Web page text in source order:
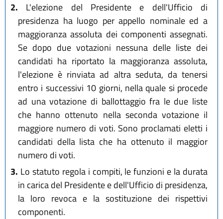
2. L'elezione del Presidente e dell'Ufficio di
presidenza ha luogo per appello nominale ed a
maggioranza assoluta dei componenti assegnati.
Se dopo due votazioni nessuna delle liste dei
candidati ha riportato la maggioranza assoluta,
l'elezione è rinviata ad altra seduta, da tenersi
entro i successivi 10 giorni, nella quale si procede
ad una votazione di ballottaggio fra le due liste
che hanno ottenuto nella seconda votazione il
maggiore numero di voti. Sono proclamati eletti i
candidati della lista che ha ottenuto il maggior
numero di voti.
3. Lo statuto regola i compiti, le funzioni e la durata
in carica del Presidente e dell'Ufficio di presidenza,
la loro revoca e la sostituzione dei rispettivi
componenti.